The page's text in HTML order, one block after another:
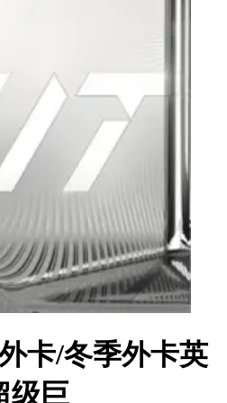
卡/冬季外卡英
级巨